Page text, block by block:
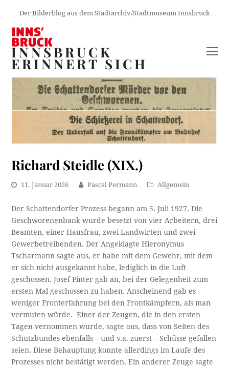
Der Bilderblog aus dem Stadtarchiv/Stadtmuseum Innsbruck
INNSBRUCK
ERINNERT SICH
Richard Steidle (XIX.)
11. Januar 2026 Pascal Permann Allgemein
Der Schattendorfer Prozess begann am 5. Juli 1927. Die
Geschworenenbank wurde besetzt von vier Arbeitern, drei
Beamten, einer Hausfrau, zwei Landwirten und zwei
Gewerbetreibenden. Der Angeklagte Hieronymus
Tscharmann sagte aus, er habe mit dem Gewehr, mit dem
er sich nicht ausgekannt habe, lediglich in die Luft
geschossen. Josef Pinter gab an, bei der Gelegenheit zum
ersten Mal geschossen zu haben. Anscheinend gab es
weniger Fronterfahrung bei den Frontkämpfern, als man
vermuten würde. Einer der Zeugen, die in den ersten
Tagen vernommen wurde, sagte aus, dass von Seiten des
Schutzbundes ebenfalls – und v.a. zuerst – Schüsse gefallen
seien. Diese Behauptung konnte allerdings im Laufe des
Prozesses nicht bestätigt werden. Ein anderer Zeuge sagte